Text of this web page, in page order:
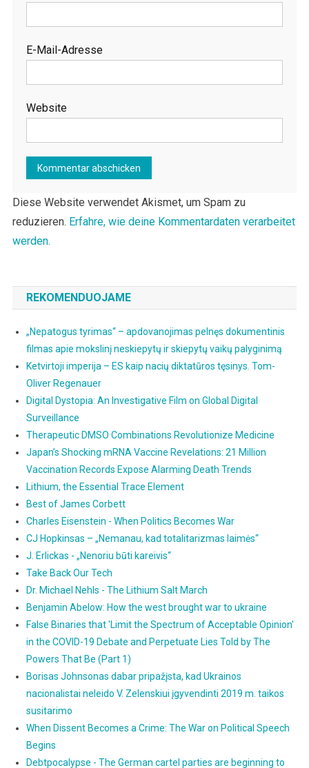
E-Mail-Adresse
Website
Diese Website verwendet Akismet, um Spam zu
reduzieren. Erfahre, wie deine Kommentardaten verarbeitet
werden.
REKOMENDUOJAME
„Nepatogus tyrimas“ – apdovanojimas pelnęs dokumentinis
filmas apie mokslinį neskiepytų ir skiepytų vaikų palyginimą
Ketvirtoji imperija – ES kaip nacių diktatūros tęsinys. Tom-
Oliver Regenauer
Digital Dystopia: An Investigative Film on Global Digital
Surveillance
Therapeutic DMSO Combinations Revolutionize Medicine
Japan’s Shocking mRNA Vaccine Revelations: 21 Million
Vaccination Records Expose Alarming Death Trends
Lithium, the Essential Trace Element
Best of James Corbett
Charles Eisenstein - When Politics Becomes War
CJ Hopkinsas – „Nemanau, kad totalitarizmas laimės“
J. Erlickas - „Nenoriu būti kareivis“
Take Back Our Tech
Dr. Michael Nehls - The Lithium Salt March
Benjamin Abelow: How the west brought war to ukraine
False Binaries that 'Limit the Spectrum of Acceptable Opinion'
in the COVID-19 Debate and Perpetuate Lies Told by The
Powers That Be (Part 1)
Borisas Johnsonas dabar pripažįsta, kad Ukrainos
nacionalistai neleido V. Zelenskiui įgyvendinti 2019 m. taikos
susitarimo
When Dissent Becomes a Crime: The War on Political Speech
Begins
Debtpocalypse - The German cartel parties are beginning to